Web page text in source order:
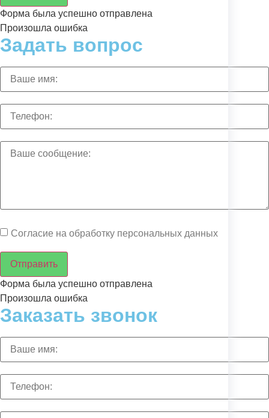
Форма была успешно отправлена
Произошла ошибка
Задать вопрос
Согласие на обработку персональных данных
Отправить
Форма была успешно отправлена
Произошла ошибка
Заказать звонок